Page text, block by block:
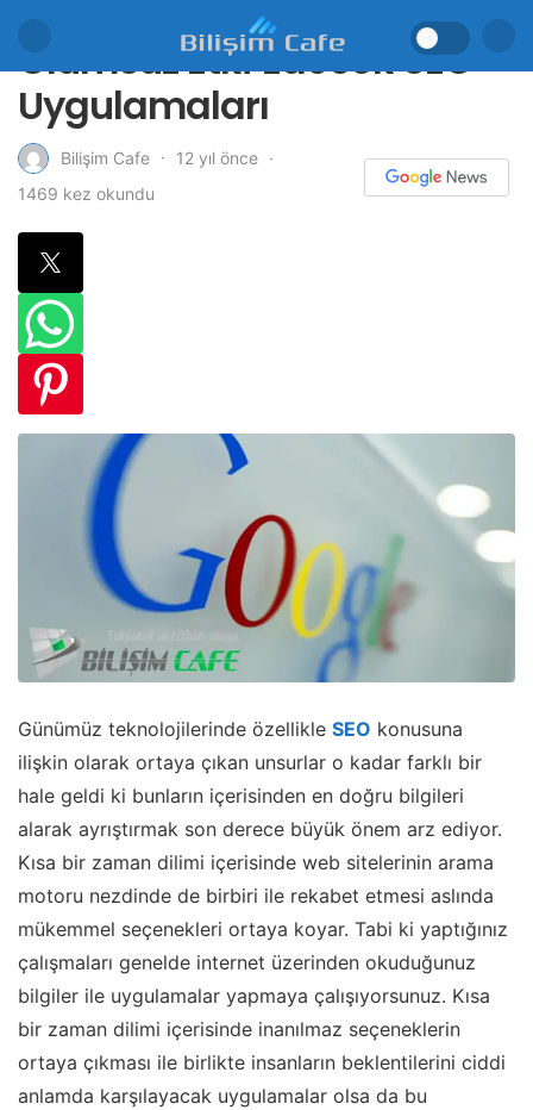
Olumsuz Etki Edecek SEO
Uygulamaları
Bilişim Cafe
12 yıl önce
1469 kez okundu
Günümüz teknolojilerinde özellikle SEO konusuna
ilişkin olarak ortaya çıkan unsurlar o kadar farklı bir
hale geldi ki bunların içerisinden en doğru bilgileri
alarak ayrıştırmak son derece büyük önem arz ediyor.
Kısa bir zaman dilimi içerisinde web sitelerinin arama
motoru nezdinde de birbiri ile rekabet etmesi aslında
mükemmel seçenekleri ortaya koyar. Tabi ki yaptığınız
çalışmaları genelde internet üzerinden okuduğunuz
bilgiler ile uygulamalar yapmaya çalışıyorsunuz. Kısa
bir zaman dilimi içerisinde inanılmaz seçeneklerin
ortaya çıkması ile birlikte insanların beklentilerini ciddi
anlamda karşılayacak uygulamalar olsa da bu